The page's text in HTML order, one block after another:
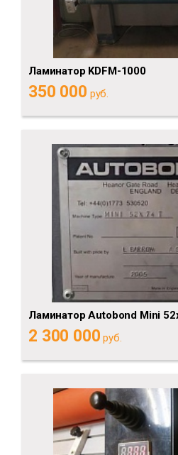
Ламинатор KDFM-1000
350 000 руб.
Ламинатор Autobond Mini
2 300 000 руб.